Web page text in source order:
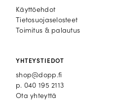
Käyttöehdot
Tietosuojaselosteet
Toimitus & palautus
YHTEYSTIEDOT
shop@dopp.fi
p. 040 195 2113
Ota yhteyttä